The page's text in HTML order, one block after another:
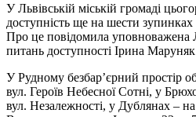
У Львівській міській громаді
доступність ще на шести зупинках
Про це повідомила уповноважена
питань доступності Ірина
У Рудному безбар’єрний простір
вул. Героїв Небесної Сотні, у
вул. Незалежності, у Дублянах –